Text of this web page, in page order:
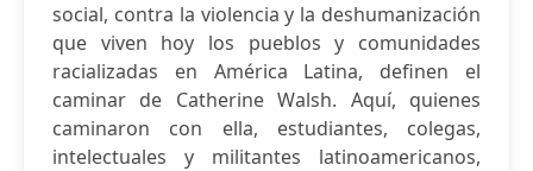
social, contra la violencia y la deshumanización
que viven hoy los pueblos y comunidades
racializadas en América Latina, definen el
caminar de Catherine Walsh. Aquí, quienes
caminaron con ella, estudiantes, colegas,
intelectuales y militantes latinoamericanos,